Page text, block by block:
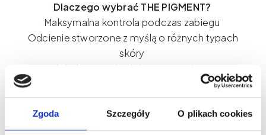
Zgoda Szczegóły O plikach cookies
Dlaczego wybrać THE PIGMENT?
Maksymalna kontrola podczas zabiegu
Odcienie stworzone z myślą o różnych typach
skóry
Globalne standardy bezpieczeństwa
THE PIGMENT – Tam, gdzie zaczyna się piękno.